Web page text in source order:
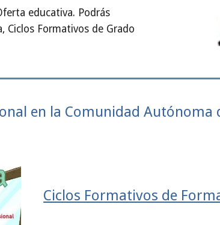
educativa. Podrás
Ciclos Formativos de Grado
en la Comunidad Autónoma
Ciclos Formativos de